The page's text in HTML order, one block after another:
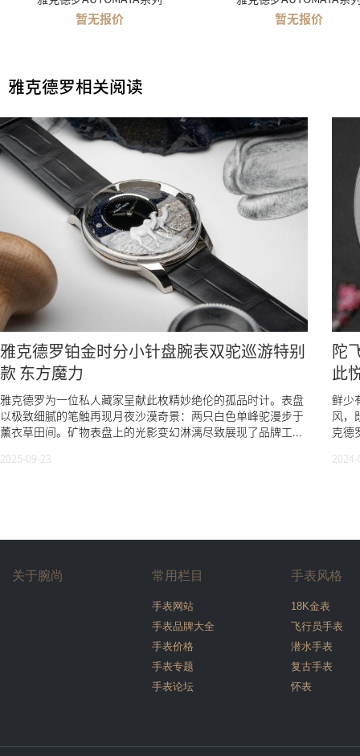
暂无报价 暂无报价
雅克德罗相关阅读
雅克德罗铂金时分小针盘腕表双驼巡游特别
款 东方魔力
雅克德罗为一位私人藏家呈献此枚精妙绝伦的孤品时计。表盘
以极致细腻的笔触再现月夜沙漠奇景：两只白色单峰驼漫步于
薰衣草田间。矿物表盘上的光影变幻淋漓尽致展现了品牌工...
2025-09-23
陀
此
鲜少
风，
克德
关于腕尚 常用栏目
手表网站
手表品牌大全
手表价格
手表专题
手表论坛
手表风格
18K金表
飞行员手表
潜水手表
复古手表
怀表